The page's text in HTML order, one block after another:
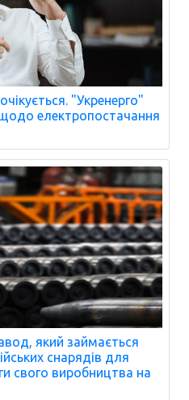
"Укренерго"
електропостачання
який займається
снарядів для
свого виробництва на